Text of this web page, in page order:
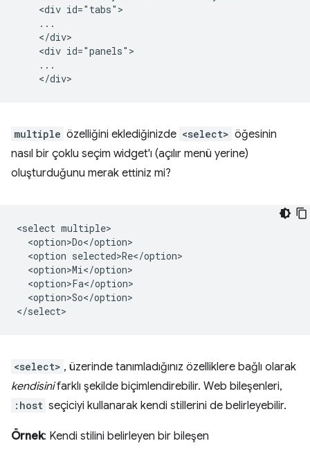
    <div id="tabs">
    ...
    </div>
    <div id="panels">
    ...
multiple özelliğini eklediğinizde <select> öğesinin
nasıl bir çoklu seçim widget'ı (açılır menü yerine)
oluşturduğunu merak ettiniz mi?
<select multiple>
  <option>Do</option>
  <option selected>Re</option>
  <option>Mi</option>
  <option>Fa</option>
  <option>So</option>
<select> , üzerinde tanımladığınız özelliklere bağlı olarak
kendisinifarklı şekilde biçimlendirebilir. Web bileşenleri,
:host seçiciyi kullanarak kendi stillerini de belirleyebilir.
Örnek: Kendi stilini belirleyen bir bileşen